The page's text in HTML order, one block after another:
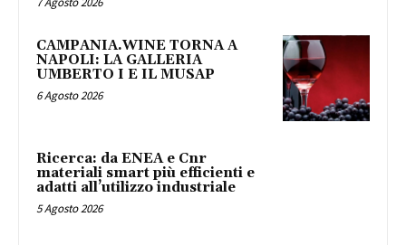
CAMPANIA.WINE TORNA A
NAPOLI: LA GALLERIA
UMBERTO I E IL MUSAP
6 Agosto 2026
Ricerca: da ENEA e Cnr
materiali smart più efficienti e
adatti all’utilizzo industriale
5 Agosto 2026